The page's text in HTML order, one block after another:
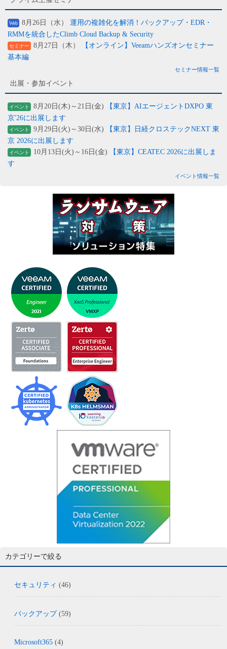
Web 8月26日（水） 運用の複雑化を解消！バックアップ・EDR・
RMMを統合したClimb Cloud Backup & Security
セミナー 8月27日（木）
【オンライン】Veeamハンズオンセミナー
基本編
セミナー情報一覧
出展・参加イベント
イベント 8月20日(木)～21日(金)
【東京】AIエージェントDXPO 東
京'26に出展します
イベント 9月29日(火)～30日(水)
【東京】日経クロステックNEXT 東
京 2026に出展します
イベント 10月13日(火)～16日(金)
【東京】CEATEC 2026に出展しま
す
イベント情報一覧
カテゴリーで絞る
セキュリティ (46)
バックアップ(59)
Microsoft365 (4)